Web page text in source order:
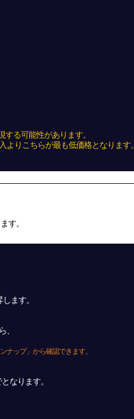
る可能性があります。
りこちらが最も低価格となります。
す。
ます。
、
ナップ」から確認できます。
なります。